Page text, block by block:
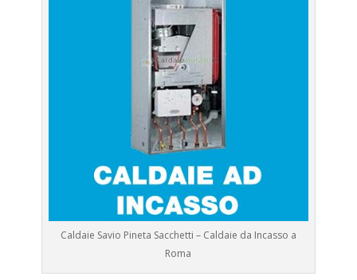
Caldaie Savio Pineta Sacchetti – Caldaie da Incasso a
Roma